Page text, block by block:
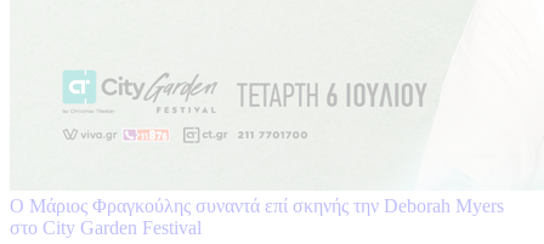
Ο Μάριος Φραγκούλης συναντά επί σκηνής την Deborah Myers
στο City Garden Festival